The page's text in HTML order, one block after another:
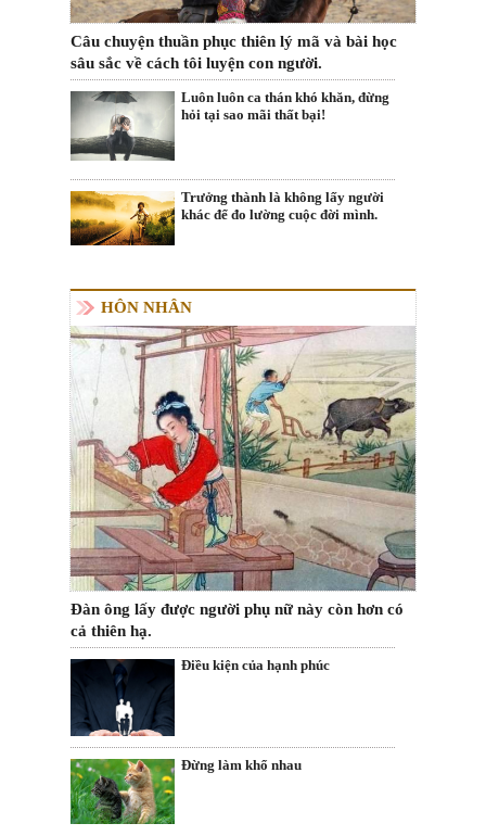
Câu chuyện thuần phục thiên lý mã và bài học
sâu sắc về cách tôi luyện con người.
Luôn luôn ca thán khó khăn, đừng
hỏi tại sao mãi thất bại!
Trưởng thành là không lấy người
khác để đo lường cuộc đời mình.
HÔN NHÂN
Đàn ông lấy được người phụ nữ này còn hơn có
cả thiên hạ.
Điều kiện của hạnh phúc
Đừng làm khổ nhau